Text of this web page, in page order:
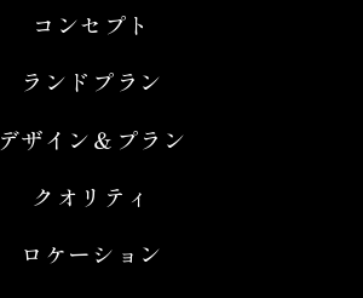
コンセプト
ランドプラン
デザイン＆プラン
クオリティ
ロケーション